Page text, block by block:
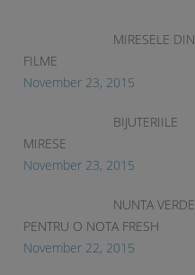
MIRESELE DIN
FILME
November 23, 2015
BIJUTERIILE
MIRESE
November 23, 2015
NUNTA VERDE
PENTRU O NOTA FRESH
November 22, 2015